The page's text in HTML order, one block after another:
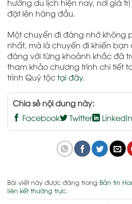
hướng du lịch hiện nay, nơi giá
đặt lên hàng đầu.
Một chuyến đi đáng nhớ không
nhất, mà là chuyến đi khiến
đáng với từng khoảnh khắc đã
tham khảo chương trình chi tiết
trình Quý tộctại đây.
Chia sẻ nội dung này:
Facebook
Twitter LinkedIn
Bài viết này được đăng trong Bản tin
liên kết thường trực.